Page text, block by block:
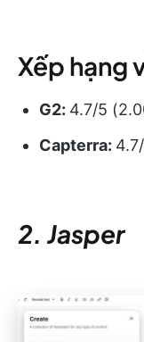
Xếp hạng
G2: 4.7/5
Capterra:
2. Jasper